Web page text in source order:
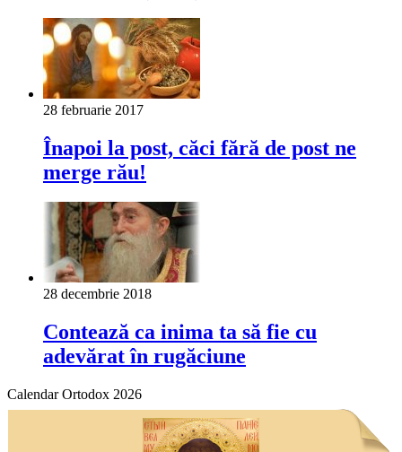
28 februarie 2017
Înapoi la post, căci fără de post ne
merge rău!
28 decembrie 2018
Contează ca inima ta să fie cu
adevărat în rugăciune
Calendar Ortodox 2026